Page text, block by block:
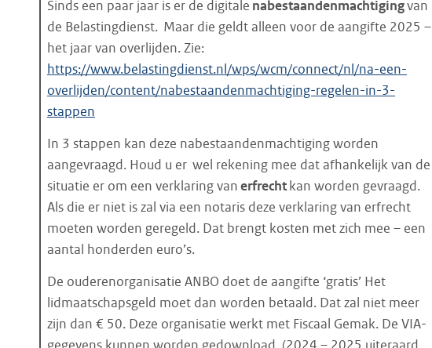
starten
Sinds een paar jaar is er de digitale nabestaandenmachtigingvan
de Belastingdienst. Maar die geldt alleen voor de aangifte 2025 –
het jaar van overlijden. Zie:
https://www.belastingdienst.nl/wps/wcm/connect/nl/na-een-
overlijden/content/nabestaandenmachtiging-regelen-in-3-
stappen
In 3 stappen kan deze nabestaandenmachtiging worden
aangevraagd. Houd u er wel rekening mee dat afhankelijk van de
situatie er om een verklaring vanerfrechtkan worden gevraagd.
Als die er niet is zal via een notaris deze verklaring van erfrecht
moeten worden geregeld. Dat brengt kosten met zich mee – een
aantal honderden euro’s.
De ouderenorganisatie ANBO doet de aangifte ‘gratis’ Het
lidmaatschapsgeld moet dan worden betaald. Dat zal niet meer
zijn dan € 50. Deze organisatie werkt met Fiscaal Gemak. De VIA-